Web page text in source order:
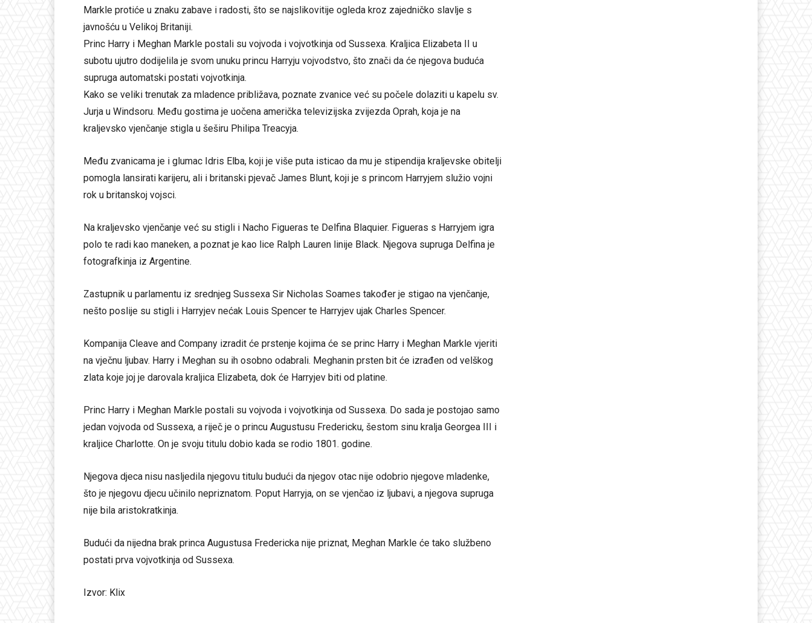
Markle protiće u znaku zabave i radosti, što se najslikovitije ogleda kroz zajedničko slavlje s
javnošću u Velikoj Britaniji.
Princ Harry i Meghan Markle postali su vojvoda i vojvotkinja od Sussexa. Kraljica Elizabeta II u
subotu ujutro dodijelila je svom unuku princu Harryju vojvodstvo, što znači da će njegova buduća
supruga automatski postati vojvotkinja.
Kako se veliki trenutak za mladence približava, poznate zvanice već su počele dolaziti u kapelu sv.
Jurja u Windsoru. Među gostima je uočena američka televizijska zvijezda Oprah, koja je na
kraljevsko vjenčanje stigla u šeširu Philipa Treacyja.
Među zvanicama je i glumac Idris Elba, koji je više puta isticao da mu je stipendija kraljevske obitelji
pomogla lansirati karijeru, ali i britanski pjevač James Blunt, koji je s princom Harryjem služio vojni
rok u britanskoj vojsci.
Na kraljevsko vjenčanje već su stigli i Nacho Figueras te Delfina Blaquier. Figueras s Harryjem igra
polo te radi kao maneken, a poznat je kao lice Ralph Lauren linije Black. Njegova supruga Delfina je
fotografkinja iz Argentine.
Zastupnik u parlamentu iz srednjeg Sussexa Sir Nicholas Soames također je stigao na vjenčanje,
nešto poslije su stigli i Harryjev nećak Louis Spencer te Harryjev ujak Charles Spencer.
Kompanija Cleave and Company izradit će prstenje kojima će se princ Harry i Meghan Markle vjeriti
na vječnu ljubav. Harry i Meghan su ih osobno odabrali. Meghanin prsten bit će izrađen od velškog
zlata koje joj je darovala kraljica Elizabeta, dok će Harryjev biti od platine.
Princ Harry i Meghan Markle postali su vojvoda i vojvotkinja od Sussexa. Do sada je postojao samo
jedan vojvoda od Sussexa, a riječ je o princu Augustusu Fredericku, šestom sinu kralja Georgea III i
kraljice Charlotte. On je svoju titulu dobio kada se rodio 1801. godine.
Njegova djeca nisu nasljedila njegovu titulu budući da njegov otac nije odobrio njegove mladenke,
što je njegovu djecu učinilo nepriznatom. Poput Harryja, on se vjenčao iz ljubavi, a njegova supruga
nije bila aristokratkinja.
Budući da nijedna brak princa Augustusa Fredericka nije priznat, Meghan Markle će tako službeno
postati prva vojvotkinja od Sussexa.
Izvor: Klix